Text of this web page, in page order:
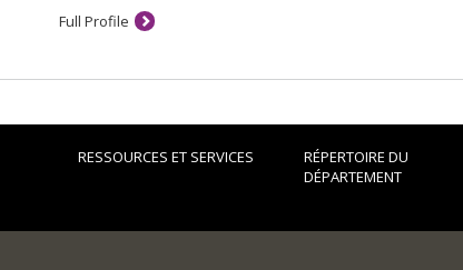
Full Profile
RESSOURCES ET SERVICES
RÉPERTOIRE DU
DÉPARTEMENT